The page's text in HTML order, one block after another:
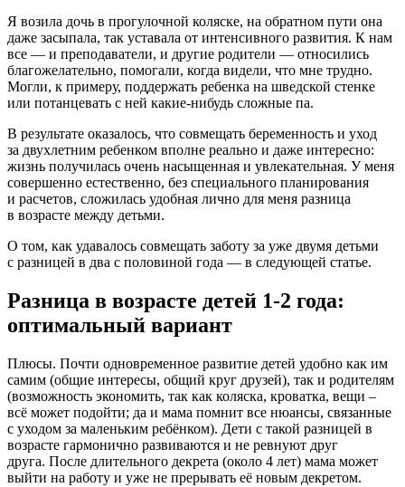
Я возила дочь в прогулочной коляске, на обратном пути она
даже засыпала, так уставала от интенсивного развития. К нам
все — и преподаватели, и другие родители — относились
благожелательно, помогали, когда видели, что мне трудно.
Могли, к примеру, поддержать ребенка на шведской стенке
или потанцевать с ней какие-нибудь сложные па.
В результате оказалось, что совмещать беременность и уход
за двухлетним ребенком вполне реально и даже интересно:
жизнь получилась очень насыщенная и увлекательная. У меня
совершенно естественно, без специального планирования
и расчетов, сложилась удобная лично для меня разница
в возрасте между детьми.
О том, как удавалось совмещать заботу за уже двумя детьми
с разницей в два с половиной года — в следующей статье.
Разница в возрасте детей 1-2 года:
оптимальный вариант
Плюсы. Почти одновременное развитие детей удобно как им
самим (общие интересы, общий круг друзей), так и родителям
(возможность экономить, так как коляска, кроватка, вещи –
всё может подойти; да и мама помнит все нюансы, связанные
с уходом за маленьким ребёнком). Дети с такой разницей в
возрасте гармонично развиваются и не ревнуют друг
друга. После длительного декрета (около 4 лет) мама может
выйти на работу и уже не прерывать её новым декретом.